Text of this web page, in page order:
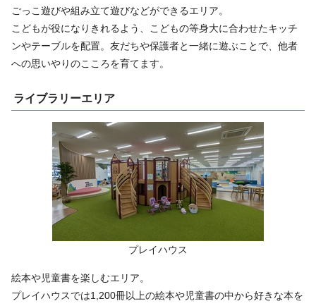
ごっこ遊びや組み立て遊びなどができるエリア。
こどもが役になりきれるよう、こどもの等身大に合わせたキッチ
ンやテーブルを配置。友だちや保護者と一緒に遊ぶことで、他者
への思いやりのこころを育てます。
ライブラリーエリア
プレイハウス
絵本や児童書を楽しむエリア。
プレイハウスでは1,200冊以上の絵本や児童書の中から好きな本を